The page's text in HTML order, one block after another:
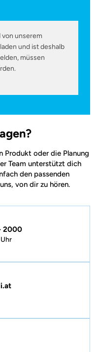
unserem
und ist deshalb
müssen
Produkt oder die Planung
Team unterstützt dich
den passenden
von dir zu hören.
2000